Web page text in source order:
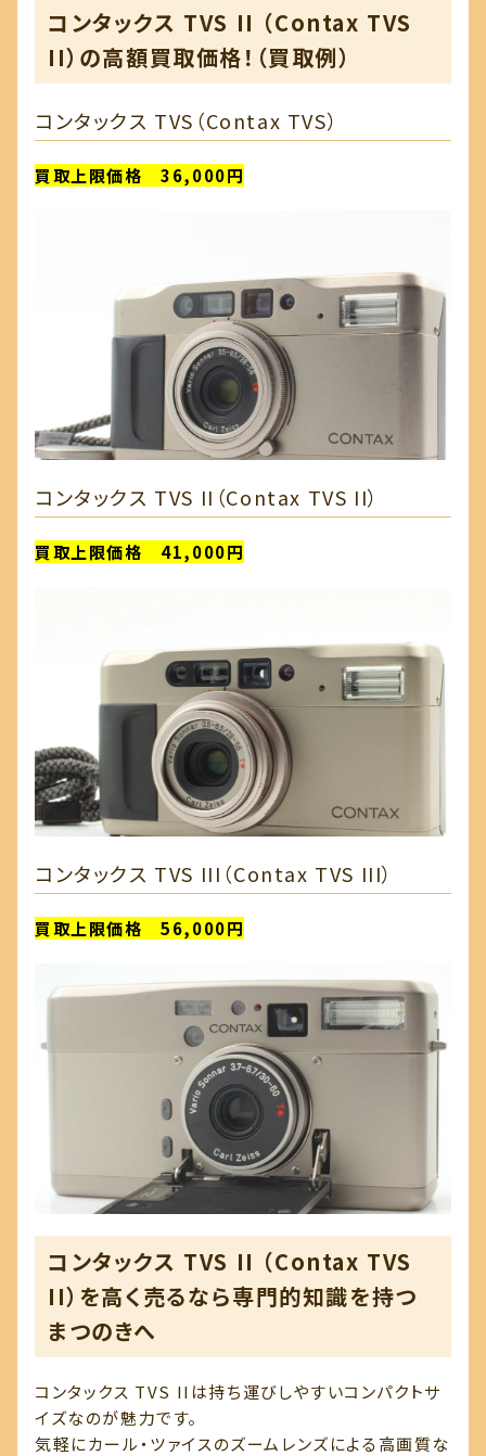
コンタックス TVS II （Contax TVS
II）の高額買取価格！（買取例）
コンタックス TVS（Contax TVS）
買取上限価格 36,000円
コンタックス TVS II（Contax TVS II）
買取上限価格 41,000円
コンタックス TVS III（Contax TVS III）
買取上限価格 56,000円
コンタックス TVS II （Contax TVS
II）を高く売るなら専門的知識を持つ
まつのきへ
コンタックス TVS IIは持ち運びしやすいコンパクトサ
イズなのが魅力です。
気軽にカール・ツァイスのズームレンズによる高画質な